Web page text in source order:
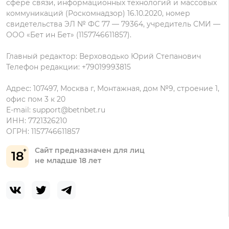
18
Сайт предназначен для лиц
не младше 18 лет
сфере связи, информационных технологий и массовых
коммуникаций (Роскомнадзор) 16.10.2020, номер
свидетельства ЭЛ № ФС 77 — 79364, учредитель СМИ —
ООО «Бет ин Бет» (1157746611857).
Главный редактор: Верховодько Юрий Степанович
Телефон редакции: +79019993815
Адрес: 107497, Москва г, Монтажная, дом №9, строение 1,
офис пом 3 к 20
E-mail: support@betnbet.ru
ИНН: 7721326210
ОГРН: 1157746611857